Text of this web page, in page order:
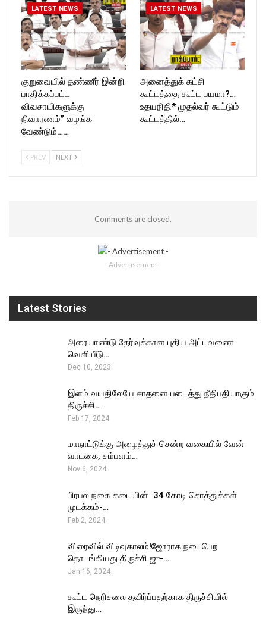
LATEST NEWS
குறுவையில் தண்ணீர் இன்றி
பாதிக்கப்பட்ட
விவசாயிகளுக்கு
நிவாரணம்” வழங்க
வேண்டும்……
LATEST NEWS
அனைத்துக் கட்சி
கூட்டத்தை கூட்ட பயமா?…
உதயநிதி* முதல்வர் கூட்டும்
கூட்டத்தில்…
PREV NEXT
Comments are closed.
- Advertisement -
Latest Stories
அரையாண்டு தேர்வுக்கான புதிய அட்டவணை
வெளியீடு…
Dec 10, 2023
இளம் வயதிலேயே சாதனை படைத்து நீதிபதியாகும்
திருச்சி…
Feb 17, 2024
மாநாட்டுக்கு அழைத்துச் சென்ற வகையில் வேன்
வாடகை, சம்பளம்…
Nov 6, 2024
பிரபல நகை கடையின் ₹ 34 கோடி சொத்துக்கள்
முடக்கம்-…
Feb 2, 2024
விரைவில் விடிவுகாலம்!ஜோராக நடைபெற
தொடங்கியது திருச்சி ஜு-…
Jan 16, 2024
கூட்ட நெரிசலை தவிர்ப்பதற்காக திருச்சியில்
இருந்து…